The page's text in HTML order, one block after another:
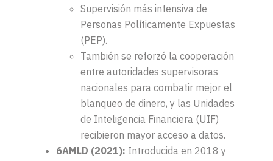
Supervisión más intensiva de
Personas Políticamente Expuestas
(PEP).
También se reforzó la cooperación
entre autoridades supervisoras
nacionales para combatir mejor el
blanqueo de dinero, y las Unidades
de Inteligencia Financiera (UIF)
recibieron mayor acceso a datos.
6AMLD (2021): Introducida en 2018 y